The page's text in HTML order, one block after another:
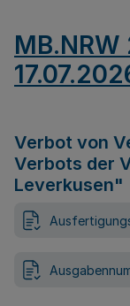
MB.NRW
Verbot von
Verbots der
Leverkusen"